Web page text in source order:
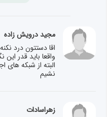
مجید درویش زاده
اقا دستتون درد
واقعا باید قدر این
البته از شبکه
نشیم
زهراسادات